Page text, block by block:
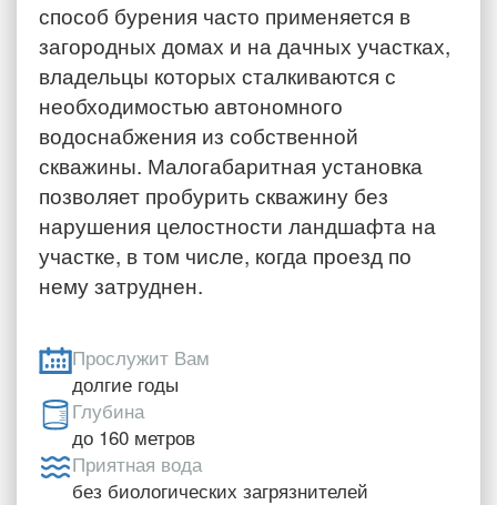
способ бурения часто применяется в
загородных домах и на дачных участках,
владельцы которых сталкиваются с
необходимостью автономного
водоснабжения из собственной
скважины. Малогабаритная установка
позволяет пробурить скважину без
нарушения целостности ландшафта на
участке, в том числе, когда проезд по
нему затруднен.
Прослужит Вам
долгие годы
Глубина
до 160 метров
Приятная вода
без биологических загрязнителей